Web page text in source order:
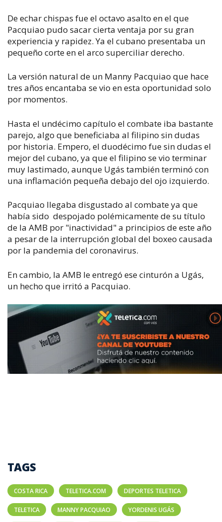
De echar chispas fue el octavo asalto en el que
Pacquiao pudo sacar cierta ventaja por su gran
experiencia y rapidez. Ya el cubano presentaba un
pequeño corte en el arco superciliar derecho.
La versión natural de un Manny Pacquiao que hace
tres años encantaba se vio en esta oportunidad solo
por momentos.
Hasta el undécimo capítulo el combate iba bastante
parejo, algo que beneficiaba al filipino sin dudas
por historia. Empero, el duodécimo fue sin dudas el
mejor del cubano, ya que el filipino se vio terminar
muy lastimado, aunque Ugás también terminó con
una inflamación pequeña debajo del ojo izquierdo.
Pacquiao llegaba disgustado al combate ya que
había sido despojado polémicamente de su título
de la AMB por "inactividad" a principios de este año
a pesar de la interrupción global del boxeo causada
por la pandemia del coronavirus.
En cambio, la AMB le entregó ese cinturón a Ugás,
un hecho que irritó a Pacquiao.
TAGS
COSTA RICA TELETICA.COM DEPORTES TELETICA
TELETICA MANNY PACQUIAO YORDENIS UGÁS